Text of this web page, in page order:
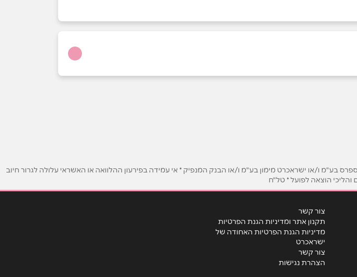
בע"מ ו/או ישראכרט מימון בע"מ ו/או הבנק המנפיק * אי עמידה בפירעון ההלוואה או האשראי עלולה לגרור חיוב
והליכי הוצאה לפועל * טל"ח
צור קשר
תקנון אתר ומדיניות הגנת הפרטיות
מדיניות הגנת הפרטיות האחודה של
ישראכרט
צור קשר
הצהרת נגישות